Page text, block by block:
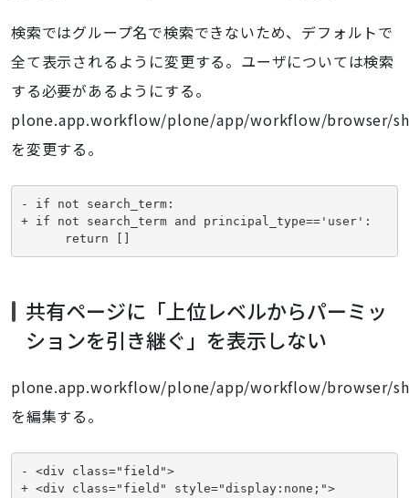
検索ではグループ名で検索できないため、デフォルトで
全て表示されるように変更する。ユーザについては検索
する必要があるようにする。
plone.app.workflow/plone/app/workflow/browser/
を変更する。
- if not search_term:
+ if not search_term and principal_type=='user':
return []
共有ページに「上位レベルからパーミッ
ションを引き継ぐ」を表示しない
plone.app.workflow/plone/app/workflow/browser/
を編集する。
- <div class="field">
+ <div class="field" style="display:none;">